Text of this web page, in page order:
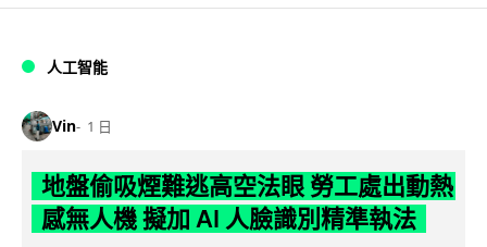
人工智能
Vin 1 日
地盤偷吸煙難逃高空法眼 勞工處出動熱
感無人機 擬加 AI 人臉識別精準執法